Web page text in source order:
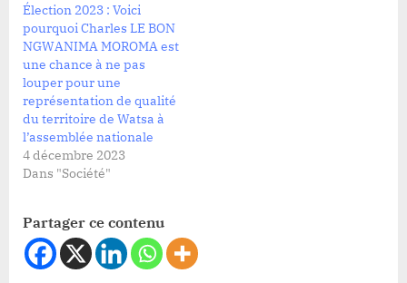
Élection 2023 : Voici
pourquoi Charles LE BON
NGWANIMA MOROMA est
une chance à ne pas
louper pour une
représentation de qualité
du territoire de Watsa à
l’assemblée nationale
4 décembre 2023
Dans "Société"
Partager ce contenu